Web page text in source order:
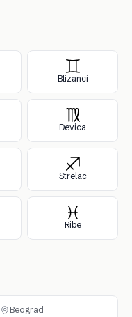
Blizanci
Devica
Strelac
Ribe
Beograd